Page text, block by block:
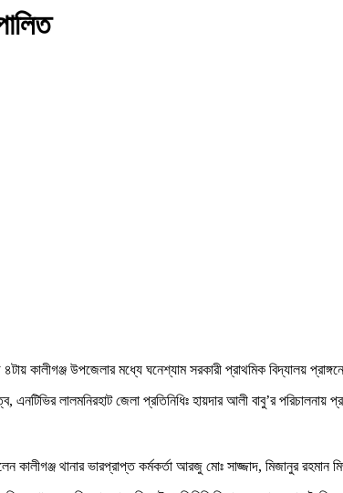
কালীগঞ্জ উপজেলার মধ্যে ঘনেশ্যাম সরকারী প্রাথমিক বিদ্যালয়
এনটিভির লালমনিরহাট জেলা প্রতিনিধিঃ হায়দার আলী বাবু’র
থানার ভারপ্রাপ্ত কর্মকর্তা আরজু মোঃ সাজ্জাদ, মিজানুর রহমান